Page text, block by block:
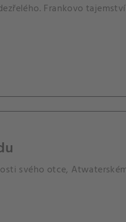
Frankovo
svého otce,